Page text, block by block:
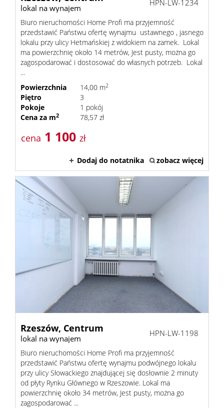
Domy
Dzialki
firmie
lokal na wynajem
HPN-LW-1234
Biuro nieruchomości Home Profi ma przyjemność
przedstawić Państwu ofertę wynajmu ustawnego , jasnego
lokalu przy ulicy Hetmańskiej z widokiem na zamek. Lokal
ma powierzchnię około 14 metrów, Jest pusty, można go
zagospodarować i dostosować do własnych potrzeb. Lokal
...
Powierzchnia
14,00 m2
Piętro
3
Pokoje
1 pokój
Cena za m2 78,57 zł
cena 1 100 zł
Dodaj do notatnika zobacz więcej
Rzeszów, Centrum
lokal na wynajem
HPN-LW-1198
Biuro nieruchomości Home Profi ma przyjemność
przedstawić Państwu ofertę wynajmu podwójnego lokalu
przy ulicy Słowackiego znajdującej się dosłownie 2 minuty
od płyty Rynku Głównego w Rzeszowie. Lokal ma
powierzchnię około 34 metrów, Jest pusty, można go
zagospodarować ...